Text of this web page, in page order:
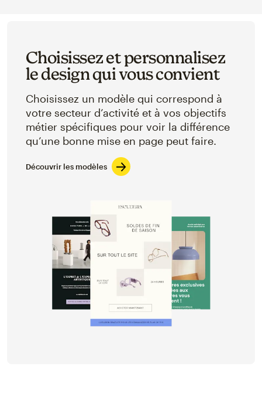
Choisissez et personnalisez
le design qui vous convient
Choisissez un modèle qui correspond à
votre secteur d’activité et à vos objectifs
métier spécifiques pour voir la différence
qu’une bonne mise en page peut faire.
Découvrir les modèles